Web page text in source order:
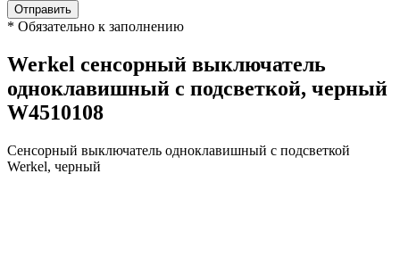
Отправить
* Обязательно к заполнению
Werkel сенсорный выключатель
одноклавишный с подсветкой, черный
W4510108
Сенсорный выключатель одноклавишный с подсветкой
Werkel, черный